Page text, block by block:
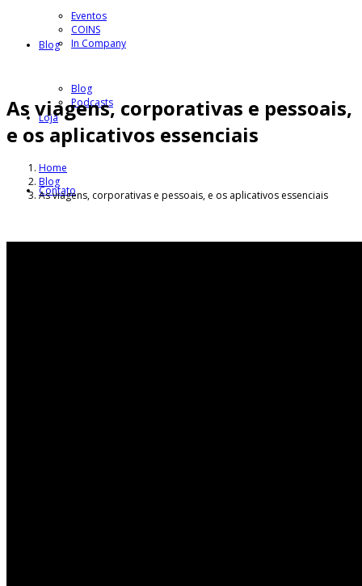
Eventos
COINS
In Company
Blog
Blog
Podcasts
Loja
Contato
As viagens, corporativas e pessoais,
e os aplicativos essenciais
Home
Blog
As viagens, corporativas e pessoais, e os aplicativos essenciais